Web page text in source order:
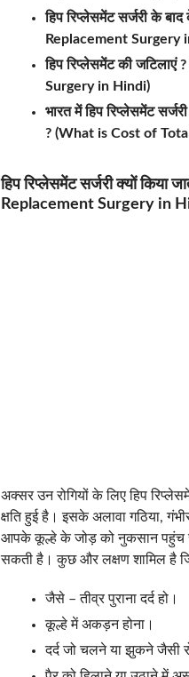
हिप रिप्लेसमेंट सर्जरी के
Replacement Surgery
हिप रिप्लेसमेंट की
Surgery in Hindi)
भारत में हिप रिप्लेसमेंट
? (What is Cost of
हिप रिप्लेसमेंट सर्जरी क्यों
Replacement Surgery in
अक्सर उन रोगियों के लिए हिप
क्षति हुई है। इसके अलावा गठिया,
आपके कूल्हे के जोड़ को नुकसान पहुंच
सकती है। कुछ और लक्षण शामिल है
जैसे – तीव्र पुराना दर्द हो।
कूल्हे में अकड़न होना।
दर्द जो चलने या झुकने जैसी